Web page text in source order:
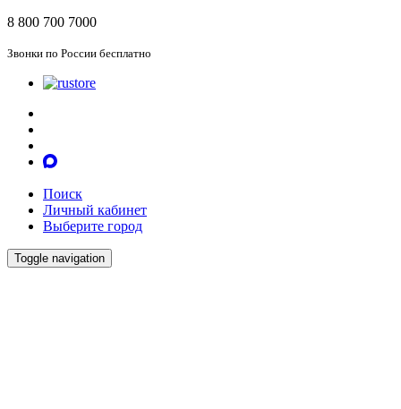
8 800 700 7000
Звонки по России бесплатно
Поиск
Личный кабинет
Выберите город
Toggle navigation